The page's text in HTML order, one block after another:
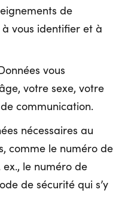
de
vous identifier et à
vous
votre sexe, votre
communication.
nécessaires au
comme le numéro de
le numéro de
de sécurité qui s’y